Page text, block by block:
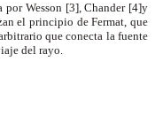
por Wesson [3], Chander [4]y
el principio de Fermat, que
que conecta la fuente
del rayo.